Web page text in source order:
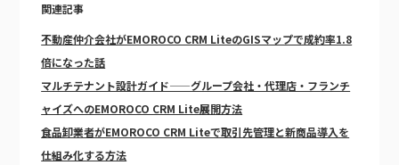
関連記事
不動産仲介会社がEMOROCO CRM LiteのGISマップで成約率1.8
倍になった話
マルチテナント設計ガイド——グループ会社・代理店・フランチ
ャイズへのEMOROCO CRM Lite展開方法
食品卸業者がEMOROCO CRM Liteで取引先管理と新商品導入を
仕組み化する方法